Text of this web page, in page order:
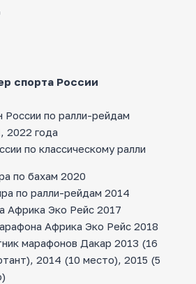
спорта России
по ралли-рейдам
2022 года
по классическому ралли
по бахам 2020
по ралли-рейдам 2014
Африка Эко Рейс 2017
Африка Эко Рейс 2018
марафонов Дакар 2013 (16
2014 (10 место), 2015 (5